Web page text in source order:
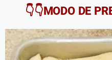
👇👇MODO DE